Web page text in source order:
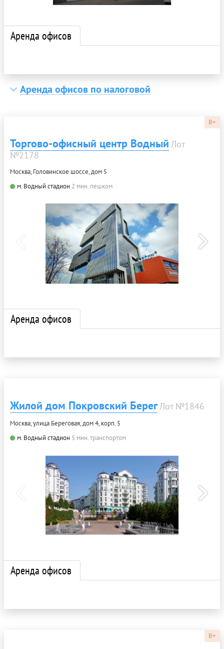
Аренда офисов
Аренда офисов по налоговой
B+
Торгово-офисный центр Водный Лот
№2178
Москва, Головинское шоссе, дом 5
м. Водный стадион 2 мин. пешком
Аренда офисов
Жилой дом Покровский БерегЛот №1846
Москва, улица Береговая, дом 4, корп. 5
м. Водный стадион 5 мин. транспортом
Аренда офисов
B+